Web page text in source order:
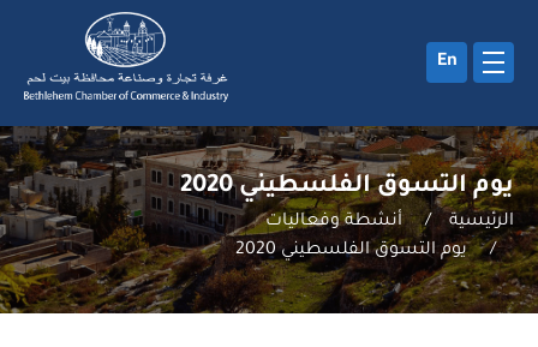
En
يوم التسوق الفلسطيني 2020
الرئيسية /
أنشطة وفعاليات
/
يوم التسوق الفلسطيني 2020